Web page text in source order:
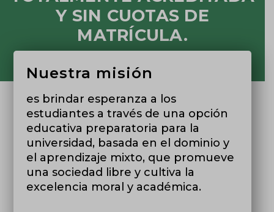
Y SIN CUOTAS DE
MATRÍCULA.
Nuestra misión
es brindar esperanza a los
estudiantes a través de una opción
educativa preparatoria para la
universidad, basada en el dominio y
el aprendizaje mixto, que promueve
una sociedad libre y cultiva la
excelencia moral y académica.